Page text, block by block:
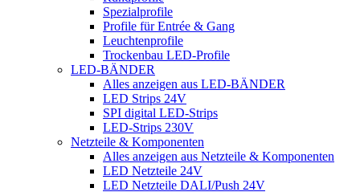
Spezialprofile
Profile für Entrée & Gang
Leuchtenprofile
Trockenbau LED-Profile
LED-BÄNDER
Alles anzeigen aus LED-BÄNDER
LED Strips 24V
SPI digital LED-Strips
LED-Strips 230V
Netzteile & Komponenten
Alles anzeigen aus Netzteile & Komponenten
LED Netzteile 24V
LED Netzteile DALI/Push 24V